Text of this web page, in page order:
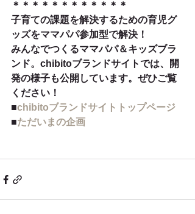
＊＊＊＊＊＊＊＊＊＊＊＊
子育ての課題を解決するための育児グ
ッズをママパパ参加型で解決！
みんなでつくるママパパ＆キッズブラ
ンド。chibitoブランドサイトでは、開
発の様子も公開しています。ぜひご覧
ください！
■chibitoブランドサイトトップページ
■ただいまの企画